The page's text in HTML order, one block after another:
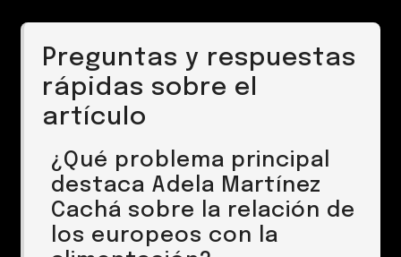
Preguntas y respuestas
rápidas sobre el
artículo
¿Qué problema principal
destaca Adela Martínez
Cachá sobre la relación de
los europeos con la